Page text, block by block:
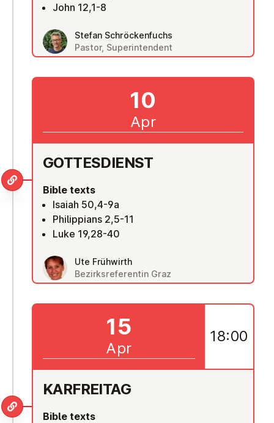
John 12,1-8
Stefan Schröckenfuchs
Pastor, Superintendent
GOTTES­DI­ENST
Bible texts
Isaiah 50,4-9a
Philippians 2,5-11
Luke 19,28-40
Ute Frühwirth
Bezirksreferentin Graz
10
Apr
KAR­FREIT­AG
Bible texts
15
Apr
18:00